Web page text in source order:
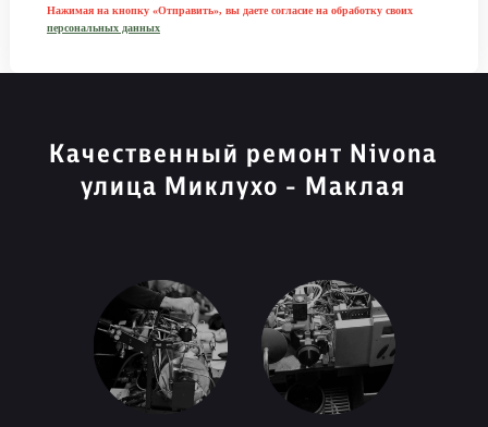
Нажимая на кнопку «Отправить», вы даете согласие на обработку своих
персональных данных
Качественный ремонт Nivona
улица Миклухо - Маклая